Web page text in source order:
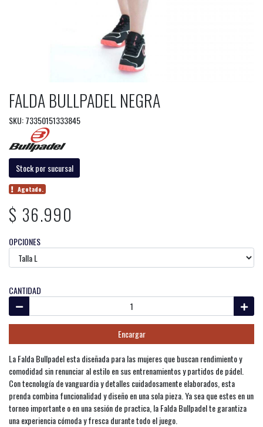
FALDA BULLPADEL NEGRA
SKU: 73350151333845
Stock por sucursal
Agotado.
$ 36.990
OPCIONES
CANTIDAD
Encargar
La Falda Bullpadel esta diseñada para las mujeres que buscan rendimiento y
comodidad sin renunciar al estilo en sus entrenamientos y partidos de pádel.
Con tecnología de vanguardia y detalles cuidadosamente elaborados, esta
prenda combina funcionalidad y diseño en una sola pieza. Ya sea que estes en un
torneo importante o en una sesión de practica, la Falda Bullpadel te garantiza
una experiencia cómoda y fresca durante todo el juego.